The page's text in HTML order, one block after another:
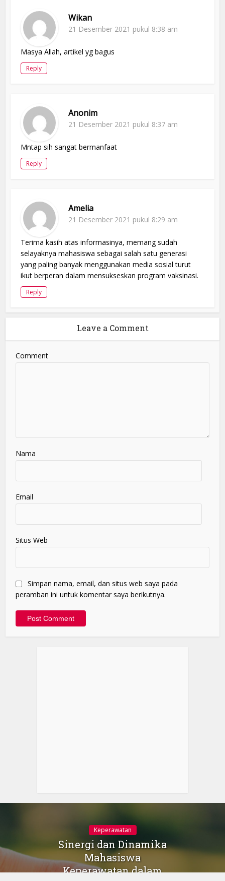
Wikan
21 Desember 2021 pukul 8:38 am
Masya Allah, artikel yg bagus
Reply
Anonim
21 Desember 2021 pukul 8:37 am
Mntap sih sangat bermanfaat
Reply
Amelia
21 Desember 2021 pukul 8:29 am
Terima kasih atas informasinya, memang sudah
selayaknya mahasiswa sebagai salah satu generasi
yang paling banyak menggunakan media sosial turut
ikut berperan dalam mensukseskan program vaksinasi.
Reply
Leave a Comment
Comment
Nama
Email
Situs Web
Simpan nama, email, dan situs web saya pada
peramban ini untuk komentar saya berikutnya.
Keperawatan
Sinergi dan Dinamika
Mahasiswa
Keperawatan dalam